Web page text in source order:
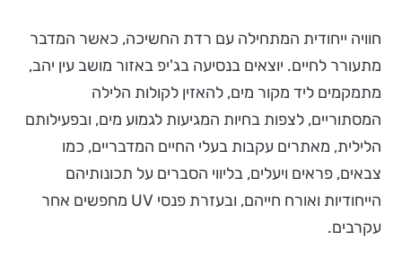
חוויה ייחודית המתחילה עם רדת החשיכה, כאשר המדבר
מתעורר לחיים. יוצאים בנסיעה בג'יפ באזור מושב עין יהב,
מתמקמים ליד מקור מים, להאזין לקולות הלילה
המסתוריים, לצפות בחיות המגיעות לגמוע מים, ובפעילותם
הלילית, מאתרים עקבות בעלי החיים המדבריים, כמו
צבאים, פראים ויעלים, בליווי הסברים על תכונותיהם
הייחודיות ואורח חייהם, ובעזרת פנסי UV מחפשים אחר
עקרבים.